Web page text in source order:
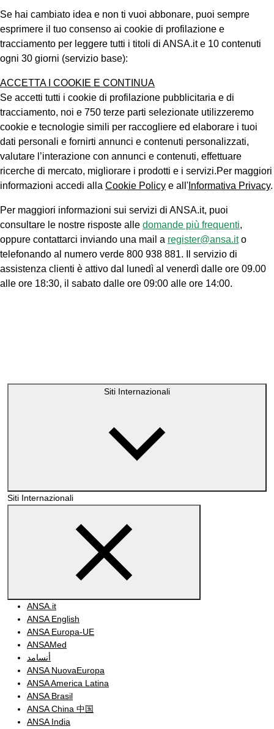
Se hai cambiato idea e non ti vuoi abbonare, puoi sempre
esprimere il tuo consenso ai cookie di profilazione e
tracciamento per leggere tutti i titoli di ANSA.it e 10 contenuti
ogni 30 giorni (servizio base):
ACCETTA I COOKIE E CONTINUA
Se accetti tutti i cookie di profilazione pubblicitaria e di
tracciamento, noi e 750 terze parti selezionate utilizzeremo
cookie e tecnologie simili per raccogliere ed elaborare i tuoi
dati personali e fornirti annunci e contenuti personalizzati,
valutare l’interazione con annunci e contenuti, effettuare
ricerche di mercato, migliorare i prodotti e i servizi.Per maggiori
informazioni accedi alla Cookie Policy e all' Informativa Privacy.
Per maggiori informazioni sui servizi di ANSA.it, puoi
consultare le nostre risposte alle domande più frequenti,
oppure contattarci inviando una mail a register@ansa.ito
telefonando al numero verde 800 938 881. Il servizio di
assistenza clienti è attivo dal lunedì al venerdì dalle ore 09.00
alle ore 18:30, il sabato dalle ore 09:00 alle ore 14:00.
Siti Internazionali
Siti Internazionali
ANSA.it
ANSA English
ANSA Europa-UE
ANSAMed
أنسامد
ANSA NuovaEuropa
ANSA America Latina
ANSA Brasil
ANSA China 中国
ANSA India